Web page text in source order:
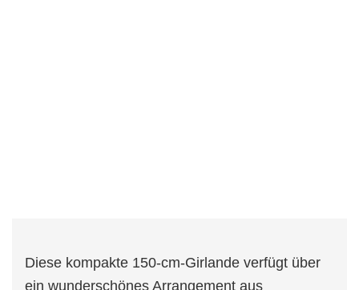
Diese kompakte 150-cm-Girlande verfügt über
ein wunderschönes Arrangement aus